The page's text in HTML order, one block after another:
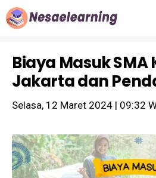
Langsung
ke
Biaya Masuk SMA
Jakarta dan
Selasa, 12 Maret 2024 | 09:32